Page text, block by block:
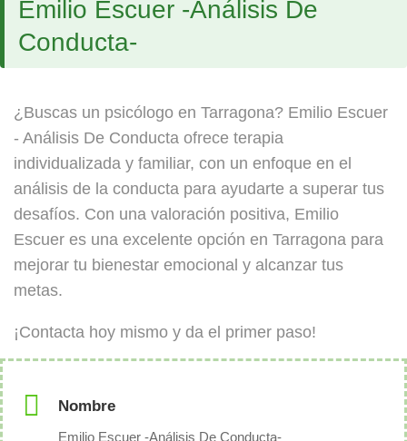
Emilio Escuer -Análisis De
Conducta-
¿Buscas un psicólogo en Tarragona? Emilio Escuer
- Análisis De Conducta ofrece terapia
individualizada y familiar, con un enfoque en el
análisis de la conducta para ayudarte a superar tus
desafíos. Con una valoración positiva, Emilio
Escuer es una excelente opción en Tarragona para
mejorar tu bienestar emocional y alcanzar tus
metas.
¡Contacta hoy mismo y da el primer paso!
Nombre
Emilio Escuer -Análisis De Conducta-